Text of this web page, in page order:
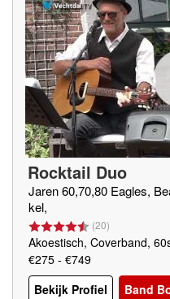
Rocktail Duo
Jaren 60,70,80 Eagles,
kel,
(20)
Akoestisch, Coverband,
€275 - €749
Bekijk Profiel
Band